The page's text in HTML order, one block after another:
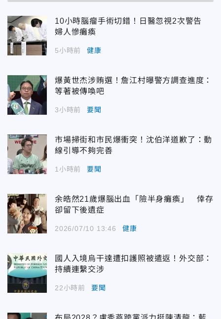
10小時腦瘤手術切錯！日醫忽視2次警告
婦人慘癱瘓
5小時前 健康
爆黃世杰涉賄選！詹江村曝警方調查進度：
等著被傳喚吧
3小時前 要聞
市場掃街和市民爆衝突！沈伯洋道歉了：動
線引導不夠完善
1小時前 要聞
余皓然21歲爆腦出血「險半身癱瘓」 倖存
卻留下後遺症
2026/07/10 13:46 健康
國人入境烏干達遭扣護照被遣返！外交部：
持續連繫交涉
22小時前 要聞